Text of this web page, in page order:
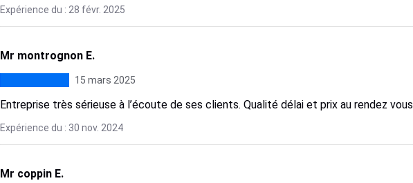
Expérience du : 28 févr. 2025
Mr montrognon E.
15 mars 2025
Entreprise très sérieuse à l’écoute de ses clients. Qualité délai et prix au rendez vous
Expérience du : 30 nov. 2024
Mr coppin E.